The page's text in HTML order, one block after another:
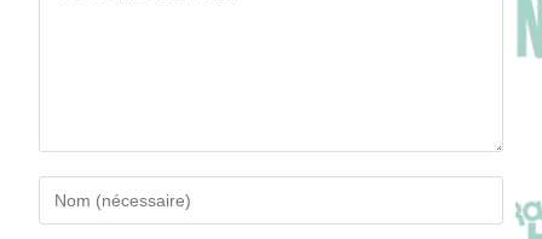
Enter
your